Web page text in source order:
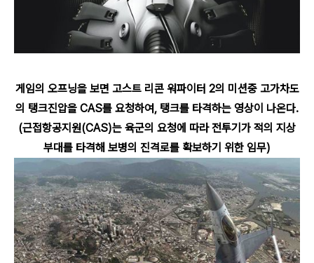
게임의 오프닝을 보면 고스트 리콘 워파이터 2의 미션중 고가차도
의 탱크진압을 CAS를 요청하여, 탱크를 타격하는 영상이 나온다.
(근접항공지원(CAS)는 육군의 요청에 따라 전투기가 적의 지상
부대를 타격해 보병의 진격로를 확보하기 위한 임무)